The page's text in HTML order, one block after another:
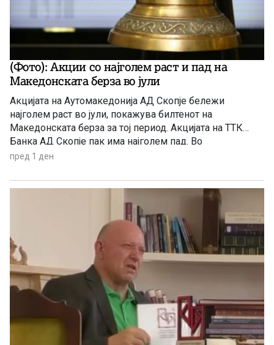
(Фото): Акции со најголем раст и пад на
Македонската берза во јули
Акцијата на Аутомакедонија АД Скопје бележи
најголем раст во јули, покажува билтенот на
Македонската берза за тој период. Акцијата на ТТК
Банка АД Скопје пак има најголем пад. Во
продолжение целосно и другите акции со најголем
пред 1 ден